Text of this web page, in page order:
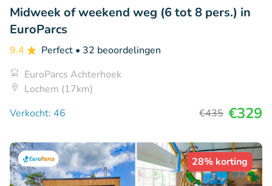
Midweek of weekend weg (6 tot 8 pers.) in
EuroParcs
9.4 Perfect • 32 beoordelingen
EuroParcs Achterhoek
Lochem (17km)
Verkocht: 46
€435 €329
28% korting